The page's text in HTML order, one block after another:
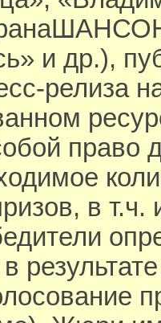
и др.),
релиза
право
в т.ч.